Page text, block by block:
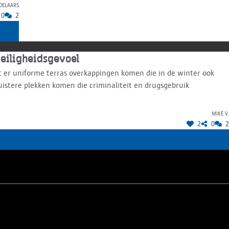
0 2
uniforme terras overkappingen komen die in de winter ook
plekken komen die criminaliteit en drugsgebruik
Mike V.
2 0 2